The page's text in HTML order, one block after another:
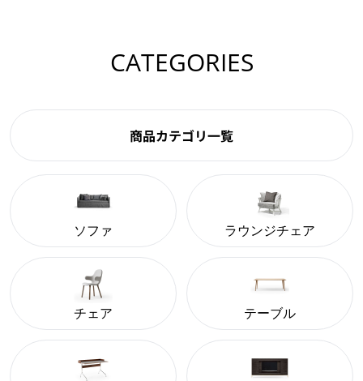
CATEGORIES
商品カテゴリ一覧
ソファ ラウンジチェア
チェア テーブル